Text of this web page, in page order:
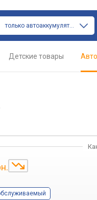
только автоаккумуляторы
Детские товары Авто